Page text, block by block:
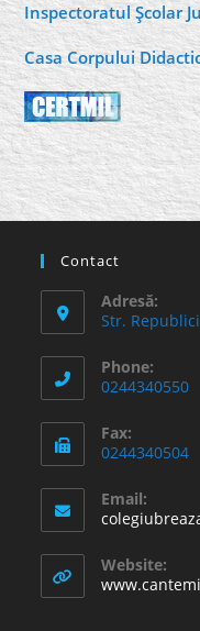
Inspectoratul Şcolar
Casa Corpului
Contact
Adresă:
Str.
Phone:
0244340550
Fax:
0244340504
Email:
Website: